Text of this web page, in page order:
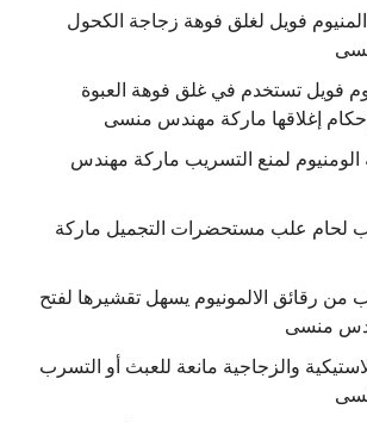
فويل لغلق فوهة زجاجة الكحول
فويل تستخدم في غلق فوهة العبوة
إغلاقها ماركة مهندس منسى
لمنع التسريب ماركة مهندس
لحام علب مستحضرات التجميل ماركة
من رقائق الالمونيوم يسهل تقشيرها لفتح
منسى
والزجاجية مانعة للعبث أو التسرب